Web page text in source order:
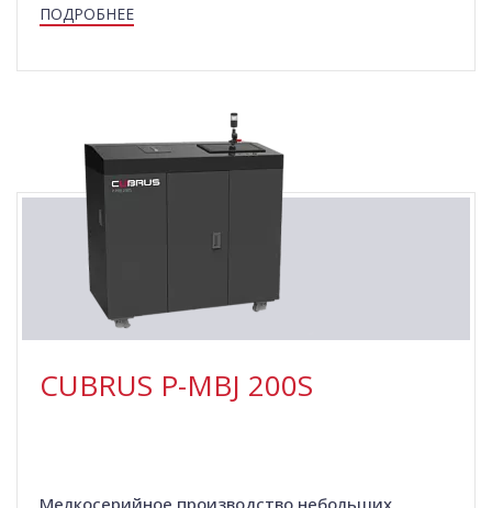
ПОДРОБНЕЕ
CUBRUS P-MBJ 200S
Мелкосерийное производство небольших